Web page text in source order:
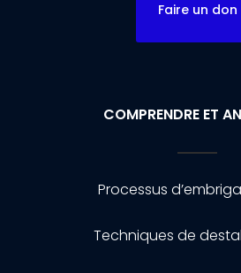
Faire un don
COMPRENDRE ET
Processus
Techniques de